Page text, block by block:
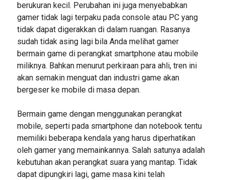
berukuran kecil. Perubahan ini juga menyebabkan
gamer tidak lagi terpaku pada console atau PC yang
tidak dapat digerakkan di dalam ruangan. Rasanya
sudah tidak asing lagi bila Anda melihat gamer
bermain game di perangkat smartphone atau mobile
miliknya. Bahkan menurut perkiraan para ahli, tren ini
akan semakin menguat dan industri game akan
bergeser ke mobile di masa depan.
Bermain game dengan menggunakan perangkat
mobile, seperti pada smartphone dan notebook tentu
memiliki beberapa kendala yang harus diperhatikan
oleh gamer yang memainkannya. Salah satunya adalah
kebutuhan akan perangkat suara yang mantap. Tidak
dapat dipungkiri lagi, game masa kini telah